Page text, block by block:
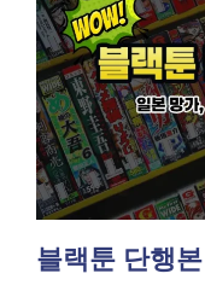
블랙툰 단행